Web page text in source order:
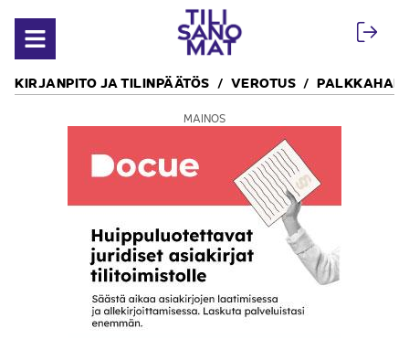
Avaa valikko
KIRJANPITO JA TILINPÄÄTÖS VEROTUS
MAINOS